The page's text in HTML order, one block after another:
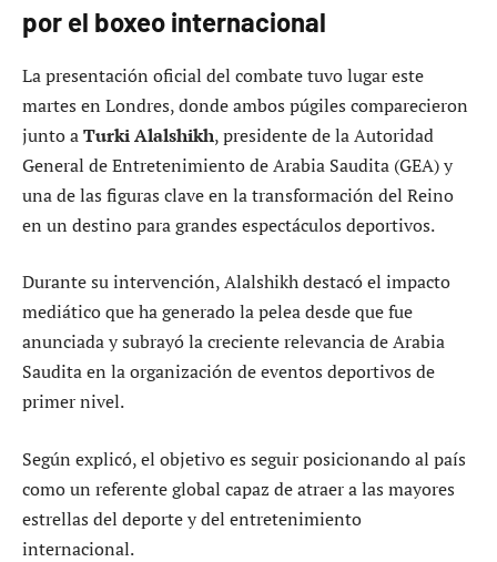
por el boxeo internacional
La presentación oficial del combate tuvo lugar este
martes en Londres, donde ambos púgiles comparecieron
junto aTurki Alalshikh, presidente de la Autoridad
General de Entretenimiento de Arabia Saudita (GEA) y
una de las figuras clave en la transformación del Reino
en un destino para grandes espectáculos deportivos.
Durante su intervención, Alalshikh destacó el impacto
mediático que ha generado la pelea desde que fue
anunciada y subrayó la creciente relevancia de Arabia
Saudita en la organización de eventos deportivos de
primer nivel.
Según explicó, el objetivo es seguir posicionando al país
como un referente global capaz de atraer a las mayores
estrellas del deporte y del entretenimiento
internacional.